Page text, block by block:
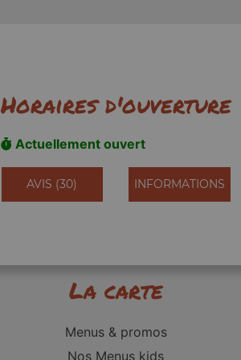
Horaires d'ouverture
Actuellement ouvert
AVIS (30) INFORMATIONS
La carte
Menus & promos
Nos Menus kids